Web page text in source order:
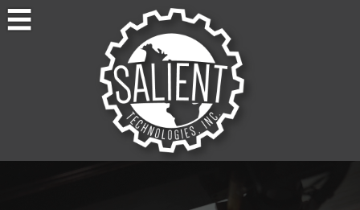
Skip
to
Salient Technologies
Product Development